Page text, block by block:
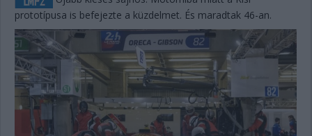
prototípusa is befejezte a küzdelmet. És maradtak 46-an.